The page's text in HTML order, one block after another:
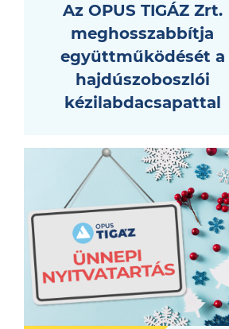
Az OPUS TIGÁZ Zrt.
meghosszabbítja
együttműködését a
hajdúszoboszlói
kézilabdacsapattal